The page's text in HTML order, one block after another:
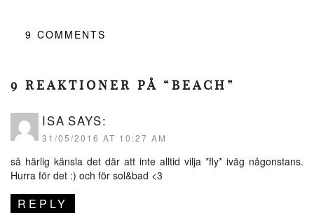
9 COMMENTS
9 REAKTIONER PÅ “BEACH”
ISA SAYS:
31/05/2016 AT 10:27 AM
så härlig känsla det där att inte alltid vilja *fly* iväg någonstans.
Hurra för det :) och för sol&bad <3
REPLY